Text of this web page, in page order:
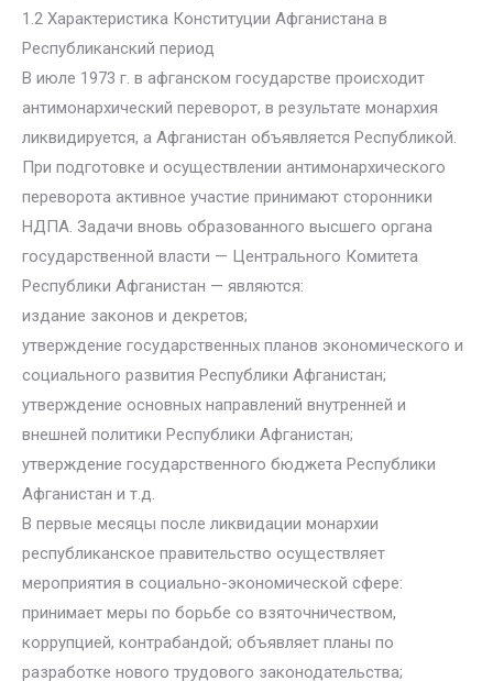
1.2 Характеристика Конституции Афганистана в
Республиканский период
В июле 1973 г. в афганском государстве происходит
антимонархический переворот, в результате монархия
ликвидируется, а Афганистан объявляется Республикой.
При подготовке и осуществлении антимонархического
переворота активное участие принимают сторонники
НДПА. Задачи вновь образованного высшего органа
государственной власти — Центрального Комитета
Республики Афганистан — являются:
издание законов и декретов;
утверждение государственных планов экономического и
социального развития Республики Афганистан;
утверждение основных направлений внутренней и
внешней политики Республики Афганистан;
утверждение государственного бюджета Республики
Афганистан и т.д.
В первые месяцы после ликвидации монархии
республиканское правительство осуществляет
мероприятия в социально-экономической сфере:
принимает меры по борьбе со взяточничеством,
коррупцией, контрабандой; объявляет планы по
разработке нового трудового законодательства;